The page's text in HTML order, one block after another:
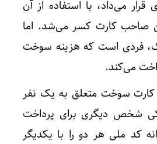
می‌داد، با استفاده از آن
صاحب کارت کسر می‌شد. اما
فردی است که هزینه سوخت
می‌کند.
کارت سوخت متعلق به یک نفر
شخص دیگری برای پرداخت
کد ملی هر دو را با یکدیگر